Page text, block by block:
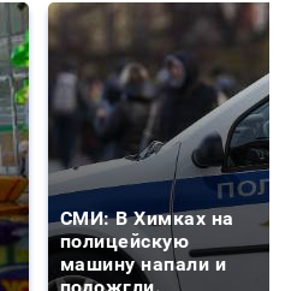
СМИ: В Химках на
полицейскую
машину напали и